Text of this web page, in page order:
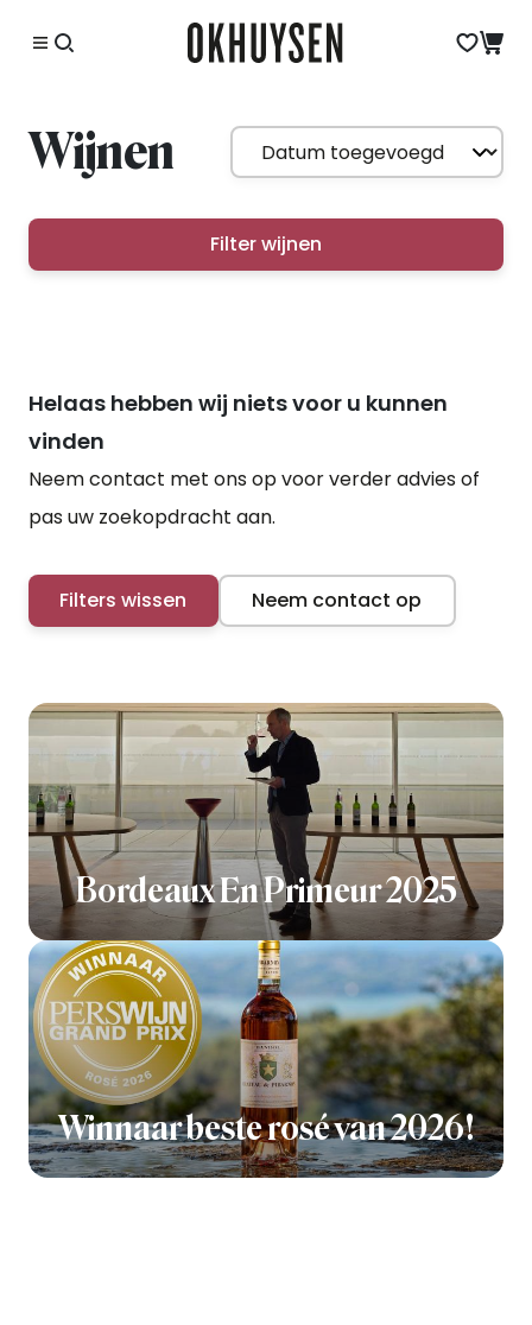
Wijnen
Filter wijnen
Helaas hebben wij niets voor u kunnen
vinden
Neem contact met ons op voor verder advies of
pas uw zoekopdracht aan.
Filters wissen Neem contact op
Bordeaux En Primeur 2025
Winnaar beste rosé van 2026!